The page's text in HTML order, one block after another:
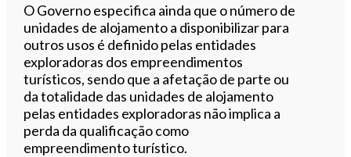
O Governo especifica ainda que o número de
unidades de alojamento a disponibilizar para
outros usos é definido pelas entidades
exploradoras dos empreendimentos
turísticos, sendo que a afetação de parte ou
da totalidade das unidades de alojamento
pelas entidades exploradoras não implica a
perda da qualificação como
empreendimento turístico.